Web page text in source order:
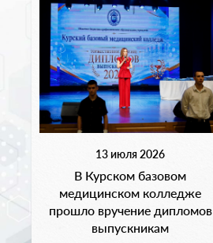
13 июля 2026
В Курском базовом
медицинском колледже
прошло вручение дипломов
выпускникам